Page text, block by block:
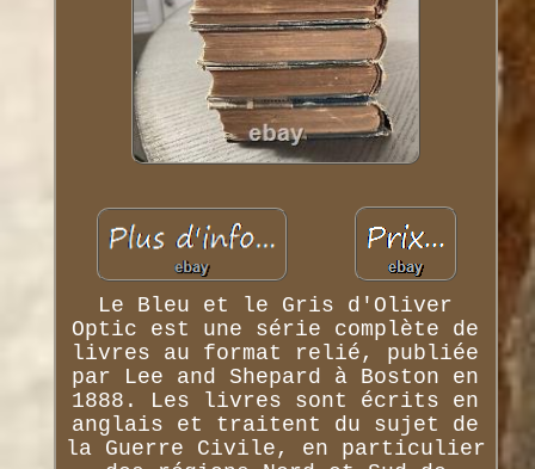
Le Bleu et le Gris d'Oliver
Optic est une série complète de
livres au format relié, publiée
par Lee and Shepard à Boston en
1888. Les livres sont écrits en
anglais et traitent du sujet de
la Guerre Civile, en particulier